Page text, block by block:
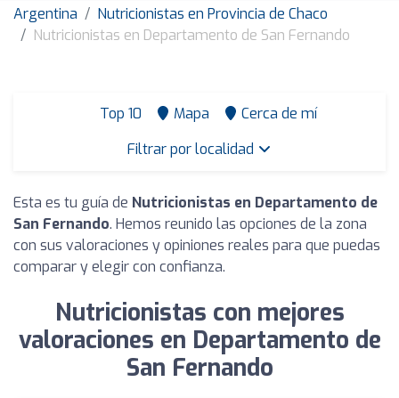
Argentina
Nutricionistas en Provincia de Chaco
Nutricionistas en Departamento de San Fernando
Top 10 Mapa
Cerca de mí
Filtrar por localidad
Esta es tu guía de Nutricionistas en Departamento de
San Fernando. Hemos reunido las opciones de la zona
con sus valoraciones y opiniones reales para que puedas
comparar y elegir con confianza.
Nutricionistas con mejores
valoraciones en Departamento de
San Fernando